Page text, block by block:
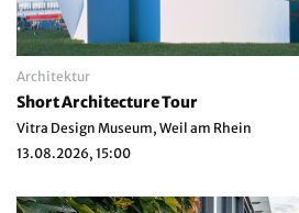
Architektur
Short Architecture Tour
Vitra Design Museum, Weil am Rhein
13.08.2026, 15:00